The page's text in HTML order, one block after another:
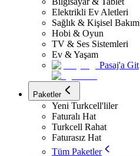
Elektrikli Ev Aletleri
Sağlık & Kişisel Bakım
Hobi & Oyun
TV & Ses Sistemleri
Ev & Yaşam
Pasaj'a Git
Paketler
Yeni Turkcell'liler
Faturalı Hat
Turkcell Rahat
Faturasız Hat
Tüm Paketler